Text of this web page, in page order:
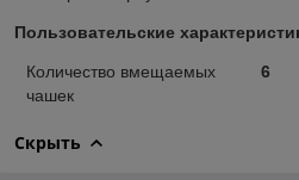
Пользовательские
Количество вмещаемых
чашек
6
Скрыть